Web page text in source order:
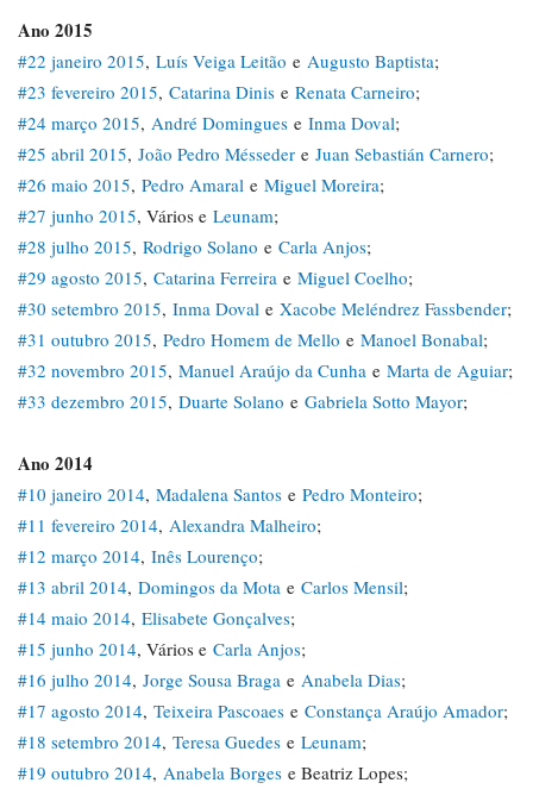
Ano 2015
#22 janeiro 2015, Luís Veiga Leitão e Augusto Baptista;
#23 fevereiro 2015, Catarina Dinis e Renata Carneiro;
#24 março 2015, André Domingues e Inma Doval;
#25 abril 2015, João Pedro Mésseder e Juan Sebastián Carnero;
#26 maio 2015, Pedro Amaral e Miguel Moreira;
#27 junho 2015, Vários e Leunam;
#28 julho 2015, Rodrigo Solano e Carla Anjos;
#29 agosto 2015, Catarina Ferreira e Miguel Coelho;
#30 setembro 2015, Inma Doval e Xacobe Meléndrez Fassbender;
#31 outubro 2015, Pedro Homem de Mello e Manoel Bonabal;
#32 novembro 2015, Manuel Araújo da Cunha e Marta de Aguiar;
#33 dezembro 2015, Duarte Solano e Gabriela Sotto Mayor;
Ano 2014
#10 janeiro 2014, Madalena Santos e Pedro Monteiro;
#11 fevereiro 2014, Alexandra Malheiro;
#12 março 2014, Inês Lourenço;
#13 abril 2014, Domingos da Mota e Carlos Mensil;
#14 maio 2014, Elisabete Gonçalves;
#15 junho 2014, Vários e Carla Anjos;
#16 julho 2014, Jorge Sousa Braga e Anabela Dias;
#17 agosto 2014, Teixeira Pascoaes e Constança Araújo Amador;
#18 setembro 2014, Teresa Guedes e Leunam;
#19 outubro 2014, Anabela Borges e Beatriz Lopes;